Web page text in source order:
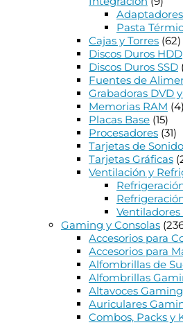
Pasta
Cajas y Torres (62)
Discos Duros HDD
Discos Duros SSD
Fuentes de
Grabadoras DVD
Memorias RAM (4)
Placas Base (15)
Procesadores (31)
Tarjetas de Sonido
Tarjetas Gráficas
Ventilación y
Gaming y Consolas
Accesorios para
Accesorios para
Alfombrillas de
Alfombrillas
Altavoces Gaming
Auriculares
Combos, Packs y